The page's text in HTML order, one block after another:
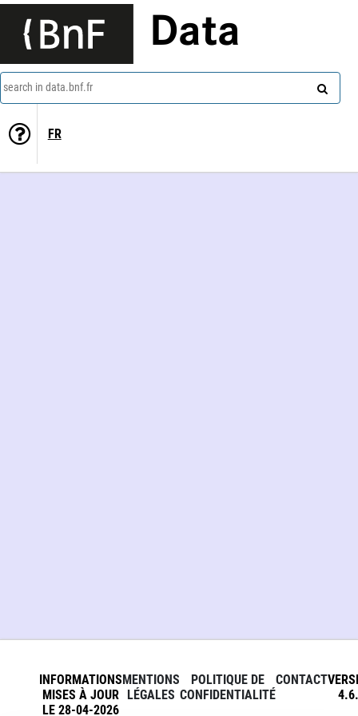
Data
search in data.bnf.fr
FR
INFORMATIONS
MISES À JOUR
LE 28-04-2026
MENTIONS
LÉGALES
POLITIQUE DE
CONFIDENTIALITÉ
CONTACT